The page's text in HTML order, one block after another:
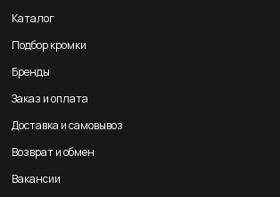
Каталог
Подбор кромки
Бренды
Заказ и оплата
Доставка и самовывоз
Возврат и обмен
Вакансии